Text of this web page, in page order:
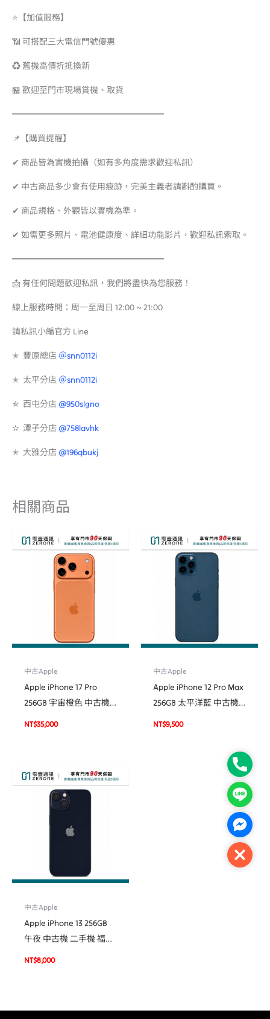
⭐【加值服務】
📶 可搭配三大電信門號優惠
♻️ 舊機高價折抵換新
🏪 歡迎至門市現場賞機、取貨
━━━━━━━━━━━━━━━━━━
📌【購買提醒】
✔ 商品皆為實機拍攝（如有多角度需求歡迎私訊）
✔ 中古商品多少會有使用痕跡，完美主義者請斟酌購買。
✔ 商品規格、外觀皆以實機為準。
✔ 如需更多照片、電池健康度、詳細功能影片，歡迎私訊索取。
━━━━━━━━━━━━━━━━━━
📩 有任何問題歡迎私訊，我們將盡快為您服務！
線上服務時間：周一至周日 12:00 ~ 21:00
請私訊小編官方 Line
✭ 豐原總店 ＠snn0112i
✭ 太平分店 ＠snn0112i
✯ 西屯分店 @950slgno
✫ 潭子分店 @758lavhk
✭ 大雅分店 @196qbukj
相關商品
中古Apple
Apple iPhone 17 Pro
256GB 宇宙橙色 中古機
二手機 福利機 #31027
NT$35,000
中古Apple
Apple iPhone 12 Pro Max
256GB 太平洋藍 中古機
二手機 福利機 #22506
NT$9,500
中古Apple
Apple iPhone 13 256GB
午夜 中古機 二手機 福利
機 #95268
NT$8,000
Phone
Line
Close